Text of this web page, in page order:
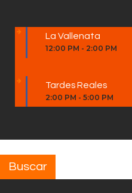
La Vallenata
12:00 PM - 2:00 PM
Tardes Reales
2:00 PM - 5:00 PM
Buscar